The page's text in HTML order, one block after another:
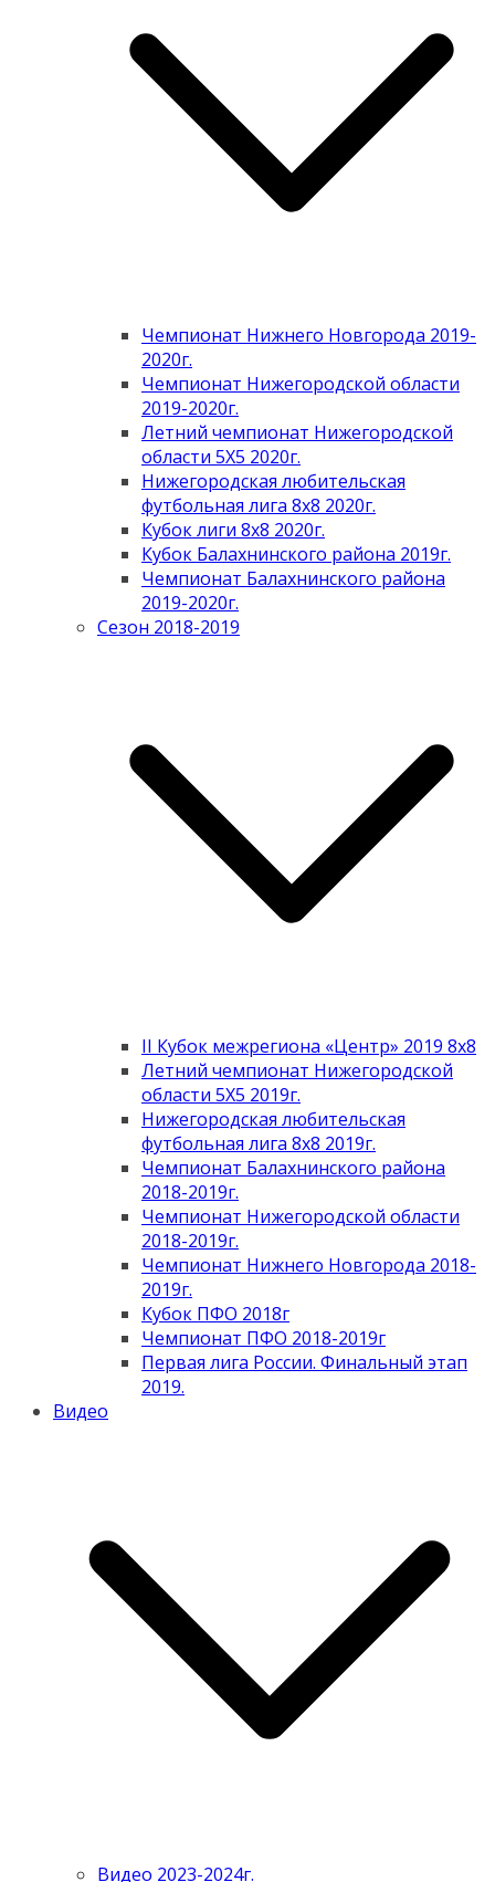
Чемпионат Нижнего Новгорода 2019-
2020г.
Чемпионат Нижегородской области
2019-2020г.
Летний чемпионат Нижегородской
области 5Х5 2020г.
Нижегородская любительская
футбольная лига 8х8 2020г.
Кубок лиги 8х8 2020г.
Кубок Балахнинского района 2019г.
Чемпионат Балахнинского района
2019-2020г.
Сезон 2018-2019
II Кубок межрегиона «Центр» 2019 8х8
Летний чемпионат Нижегородской
области 5Х5 2019г.
Нижегородская любительская
футбольная лига 8х8 2019г.
Чемпионат Балахнинского района
2018-2019г.
Чемпионат Нижегородской области
2018-2019г.
Чемпионат Нижнего Новгорода 2018-
2019г.
Кубок ПФО 2018г
Чемпионат ПФО 2018-2019г
Первая лига России. Финальный этап
2019.
Видео
Видео 2023-2024г.